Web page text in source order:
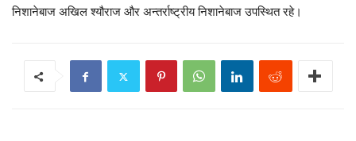
निशानेबाज अखिल श्यौराज और अन्तर्राष्ट्रीय निशानेबाज उपस्थित रहे।